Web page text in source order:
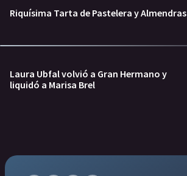
Riquísima Tarta de Pastelera y Almendras
Laura Ubfal volvió a Gran Hermano y
liquidó a Marisa Brel